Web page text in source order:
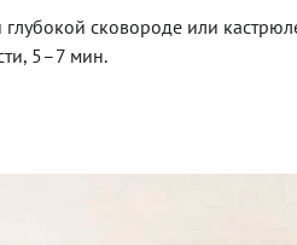
сковороде или
5–7 мин.